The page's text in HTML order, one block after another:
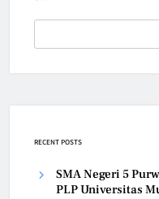
RECENT POSTS
SMA Negeri 5
PLP Universitas